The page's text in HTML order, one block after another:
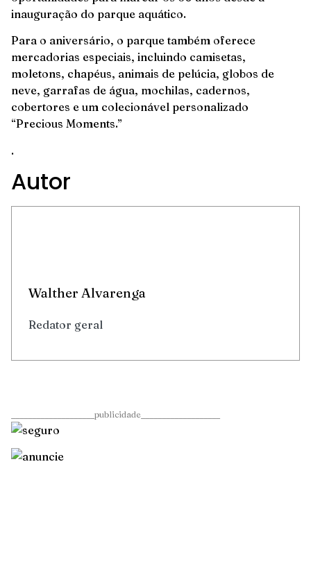
inauguração do parque aquático.
Para o aniversário, o parque também oferece
mercadorias especiais, incluindo camisetas,
moletons, chapéus, animais de pelúcia, globos de
neve, garrafas de água, mochilas, cadernos,
cobertores e um colecionável personalizado
“Precious Moments.”
.
Autor
Walther Alvarenga
Redator geral
____________________publicidade___________________